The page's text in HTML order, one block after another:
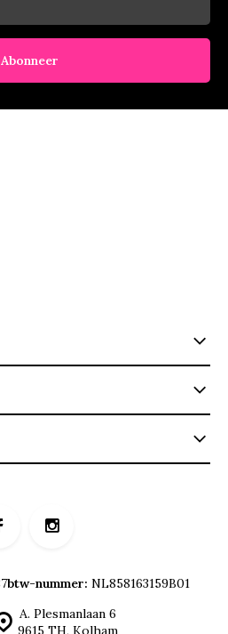
Abonneer
A. Plesmanlaan 6
9615 TH, Kolham
btw-nummer: NL858163159B01